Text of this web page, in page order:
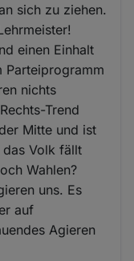
sich zu ziehen.
einen Einhalt
Parteiprogramm
nichts
Trend
Mitte und ist
Volk fällt
Wahlen?
uns. Es
auf
Agieren